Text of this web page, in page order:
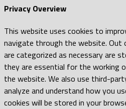
Privacy Overview
This website uses cookies to
navigate through the website.
are categorized as necessary are
they are essential for the working
the website. We also use third-
analyze and understand how you
cookies will be stored in your